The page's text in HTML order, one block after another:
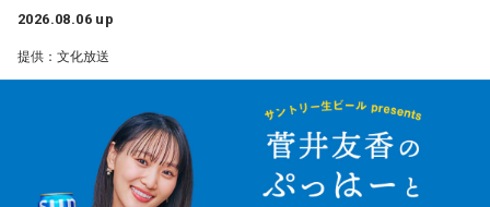
2026.08.06 up
提供：文化放送